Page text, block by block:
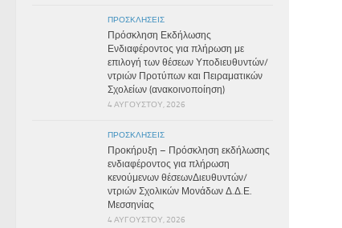
ΠΡΟΣΚΛΉΣΕΙΣ
Πρόσκληση Εκδήλωσης
Ενδιαφέροντος για πλήρωση με
επιλογή των θέσεων Υποδιευθυντών/
ντριών Προτύπων και Πειραματικών
Σχολείων (ανακοινοποίηση)
4 ΑΥΓΟΎΣΤΟΥ, 2026
ΠΡΟΣΚΛΉΣΕΙΣ
Προκήρυξη – Πρόσκληση εκδήλωσης
ενδιαφέροντος για πλήρωση
κενούμενων θέσεωνΔιευθυντών/
ντριών Σχολικών Μονάδων Δ.Δ.Ε.
Μεσσηνίας
4 ΑΥΓΟΎΣΤΟΥ, 2026